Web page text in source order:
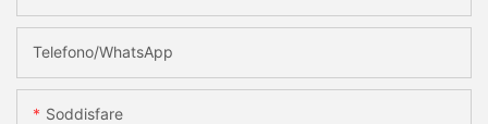
Telefono/WhatsApp
Soddisfare